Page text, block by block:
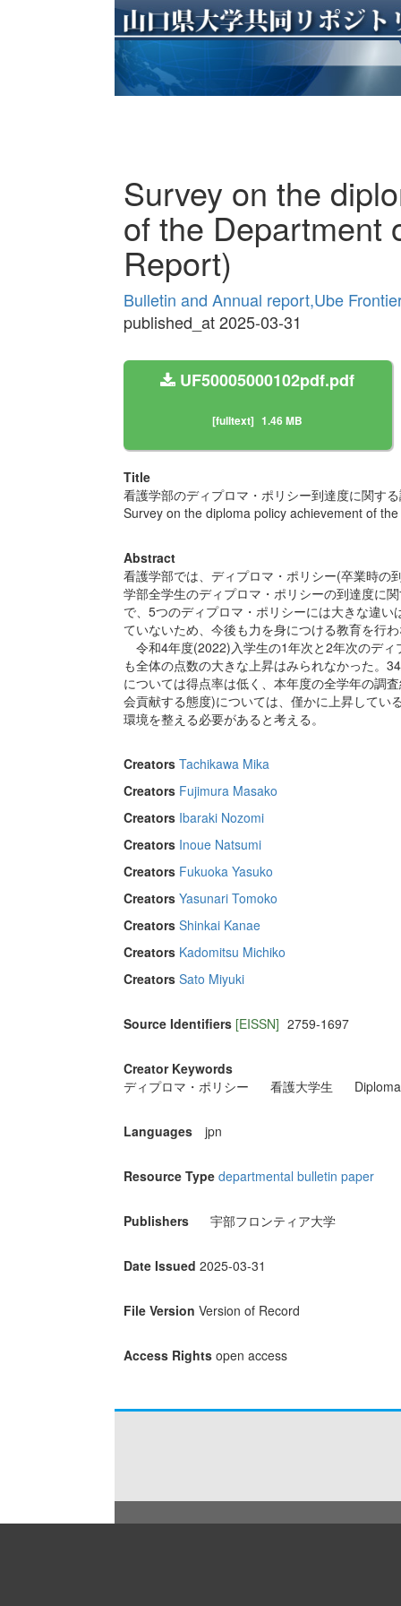
Survey on the
of the Department
Report)
Bulletin and Annual report,Ube
published_at 2025-03-31
UF50005000102pdf.pdf
[fulltext] 1.46 MB
Title
看護学部のディプロマ・ポリシー到達度に関す
Survey on the diploma policy achievement of
Abstract
看護学部では、ディプロマ・ポリシー(卒業時の
学部全学生のディプロマ・ポリシーの到達度に
で、5つのディプロマ・ポリシーには大きな違
ていないため、今後も力を身につける教育を行
令和4年度(2022)入学生の1年次と2年次のデ
も全体の点数の大きな上昇はみられなかった。
については得点率は低く、本年度の全学年の調
会貢献する態度)については、僅かに上昇してい
環境を整える必要があると考える。
Creators Tachikawa Mika
Creators Fujimura Masako
Creators Ibaraki Nozomi
Creators Inoue Natsumi
Creators Fukuoka Yasuko
Creators Yasunari Tomoko
Creators Shinkai Kanae
Creators Kadomitsu Michiko
Creators Sato Miyuki
Source Identifiers [EISSN] 2759-1697
Creator Keywords
ディプロマ・ポリシー
看護大学生
Languages jpn
Resource Type departmental bulletin paper
Publishers 宇部フロンティア大学
Date Issued 2025-03-31
File Version Version of Record
Access Rights open access